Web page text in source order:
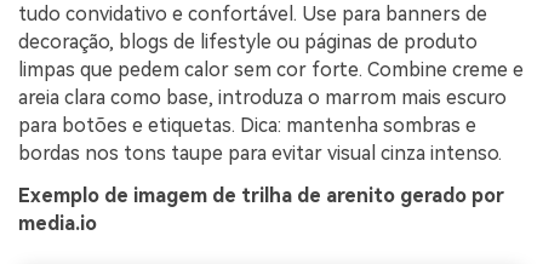
tudo convidativo e confortável. Use para banners de
decoração, blogs de lifestyle ou páginas de produto
limpas que pedem calor sem cor forte. Combine creme e
areia clara como base, introduza o marrom mais escuro
para botões e etiquetas. Dica: mantenha sombras e
bordas nos tons taupe para evitar visual cinza intenso.
Exemplo de imagem de trilha de arenito gerado por
media.io